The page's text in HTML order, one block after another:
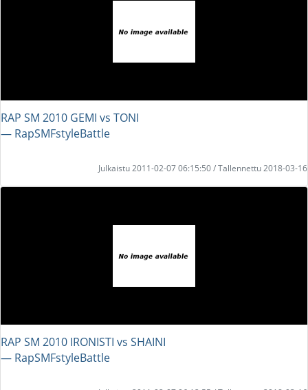
RAP SM 2010 GEMI vs TONI
― RapSMFstyleBattle
Julkaistu 2011-02-07 06:15:50 / Tallennettu 2018-03-16
RAP SM 2010 IRONISTI vs SHAINI
― RapSMFstyleBattle